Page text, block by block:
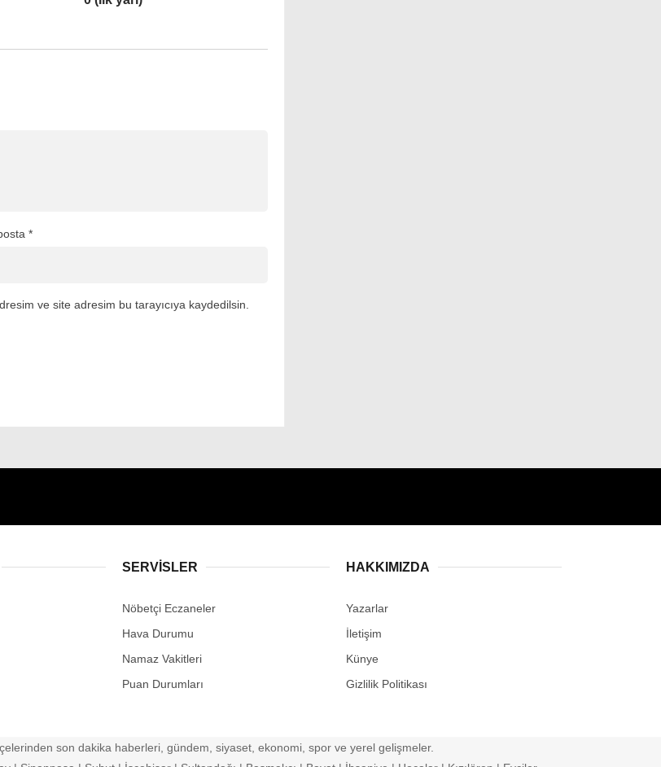
*
ve site adresim bu tarayıcıya kaydedilsin.
SERVİSLER
Nöbetçi Eczaneler
Hava Durumu
Namaz Vakitleri
Puan Durumları
HAKKIMIZDA
Yazarlar
İletişim
Künye
Gizlilik Politikası
son dakika haberleri, gündem, siyaset, ekonomi, spor ve yerel gelişmeler.